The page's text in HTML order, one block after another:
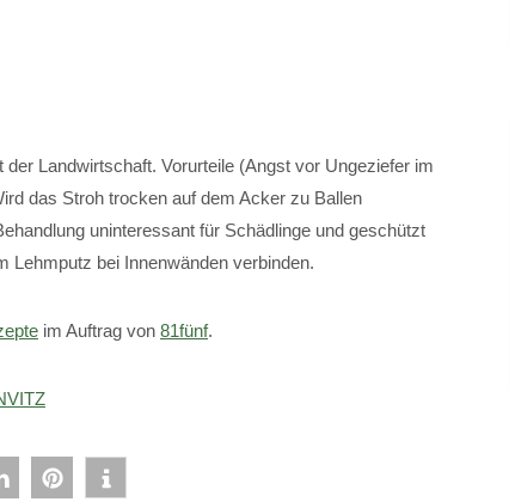
Landwirtschaft. Vorurteile (Angst vor Ungeziefer im
das Stroh trocken auf dem Acker zu Ballen
uninteressant für Schädlinge und geschützt
Lehmputz bei Innenwänden verbinden.
im Auftrag von 81fünf.